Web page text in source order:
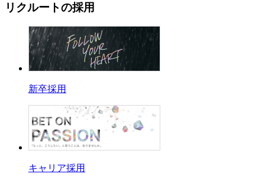
リクルートの採用
新卒採用
キャリア採用